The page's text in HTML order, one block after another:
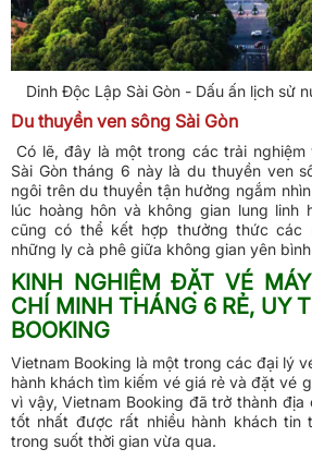
Dinh Độc Lập Sài Gòn - Dấu ấn lịch sử
Du thuyền ven sông Sài Gòn
Có lẽ, đây là một trong các trải
Sài Gòn tháng 6 này là du thuyền ven
ngôi trên du thuyền tận hưởng ngắm
lúc hoàng hôn và không gian lung linh
cũng có thể kết hợp thưởng thức các
những ly cà phê giữa không gian yên
KINH NGHIỆM ĐẶT VÉ
CHÍ MINH THÁNG 6 RẺ, UY
BOOKING
Vietnam Booking là một trong các đại lý
hành khách tìm kiếm vé giá rẻ và đặt vé
vì vậy, Vietnam Booking đã trở thành
tốt nhất được rất nhiều hành khách tin
trong suốt thời gian vừa qua.